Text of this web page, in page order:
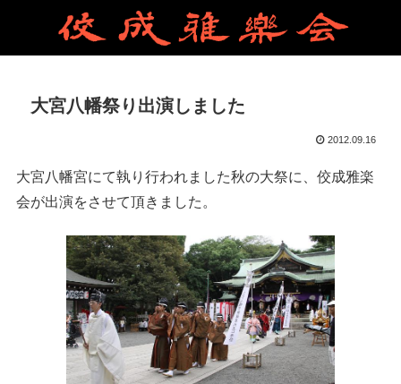
大宮八幡祭り出演しました
2012.09.16
大宮八幡宮にて執り行われました秋の大祭に、佼成雅楽
会が出演をさせて頂きました。